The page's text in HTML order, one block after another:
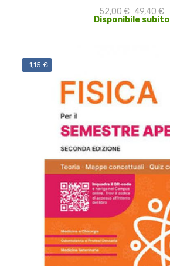
52,00 € 49,40 €
Disponibile subito
-1,15 €